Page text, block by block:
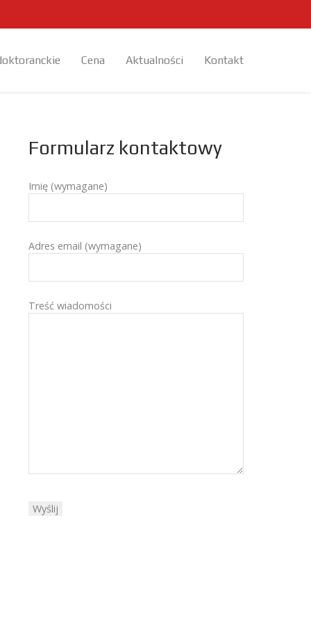
Cena Aktualności Kontakt
Formularz kontaktowy
Imię (wymagane)
Adres email (wymagane)
Treść wiadomości